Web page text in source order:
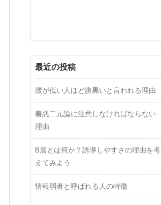
最近の投稿
腰が低い人ほど腹黒いと言われる理由
善悪二元論に注意しなければならない
理由
B層とは何か？誘導しやすさの理由を考
えてみよう
情報弱者と呼ばれる人の特徴